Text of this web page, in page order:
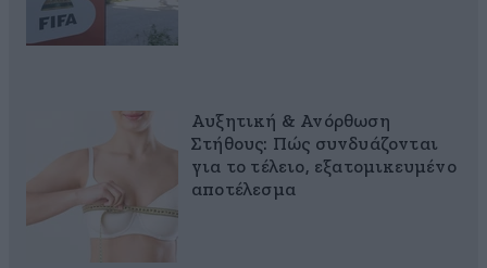
Αυξητική & Ανόρθωση
Στήθους: Πώς συνδυάζονται
για το τέλειο, εξατομικευμένο
αποτέλεσμα